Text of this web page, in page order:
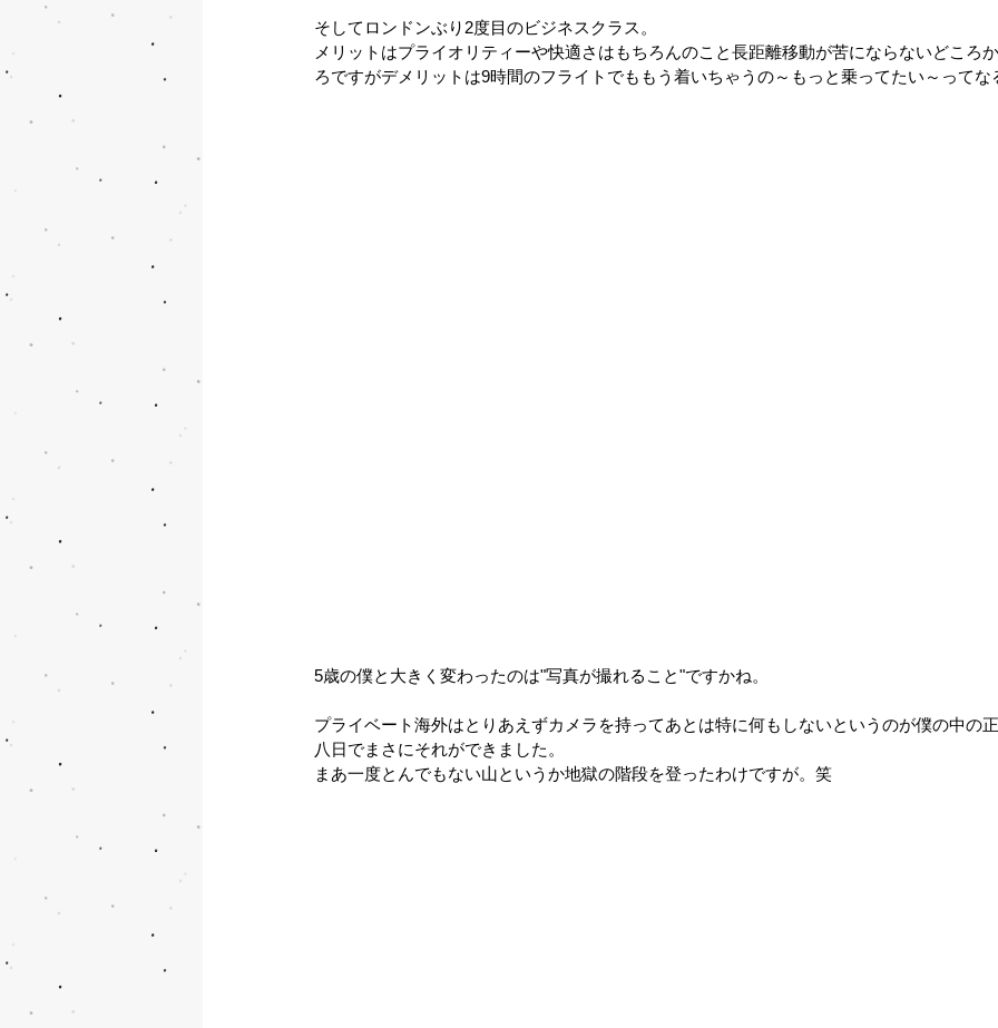
そしてロンドンぶり2度目のビジネスクラス。
メリットはプライオリティーや快適さはもちろんのこと長距離移動が苦にならないどころ
ろですがデメリットは9時間のフライトでももう着いちゃうの～もっと乗ってたい～ってな
5歳の僕と大きく変わったのは"写真が撮れること"ですかね。
プライベート海外はとりあえずカメラを持ってあとは特に何もしないというのが僕の中の
八日でまさにそれができました。
まあ一度とんでもない山というか地獄の階段を登ったわけですが。笑